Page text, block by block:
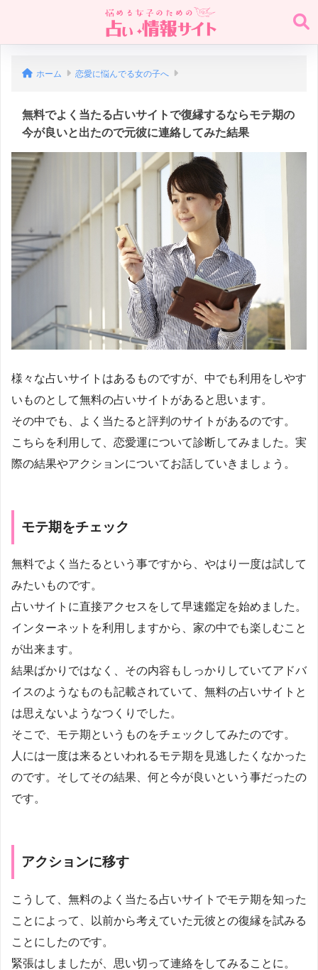
ホーム 恋愛に悩んでる女の子へ
無料でよく当たる占いサイトで復縁するならモテ期の
今が良いと出たので元彼に連絡してみた結果
様々な占いサイトはあるものですが、中でも利用をしやす
いものとして無料の占いサイトがあると思います。
その中でも、よく当たると評判のサイトがあるのです。
こちらを利用して、恋愛運について診断してみました。実
際の結果やアクションについてお話していきましょう。
モテ期をチェック
無料でよく当たるという事ですから、やはり一度は試して
みたいものです。
占いサイトに直接アクセスをして早速鑑定を始めました。
インターネットを利用しますから、家の中でも楽しむこと
が出来ます。
結果ばかりではなく、その内容もしっかりしていてアドバ
イスのようなものも記載されていて、無料の占いサイトと
は思えないようなつくりでした。
そこで、モテ期というものをチェックしてみたのです。
人には一度は来るといわれるモテ期を見逃したくなかった
のです。そしてその結果、何と今が良いという事だったの
です。
アクションに移す
こうして、無料のよく当たる占いサイトでモテ期を知った
ことによって、以前から考えていた元彼との復縁を試みる
ことにしたのです。
緊張はしましたが、思い切って連絡をしてみることに。